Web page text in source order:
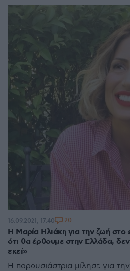
Η Μαρία Ηλιάκη για την ζωή στο
ότι θα έρθουμε στην Ελλάδα,
εκεί»
Η παρουσιάστρια μίλησε για
16.09.2021, 17:40 20